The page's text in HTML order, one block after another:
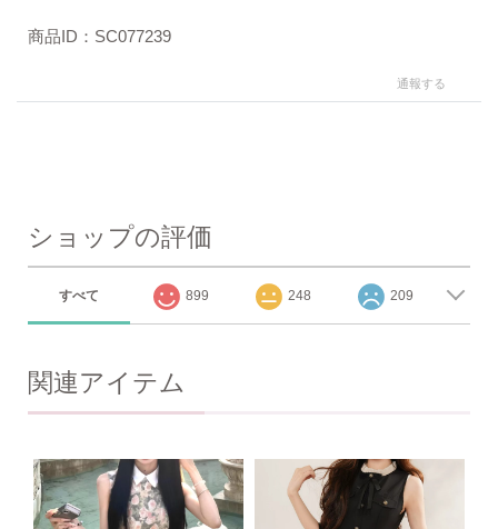
商品ID：SC077239
通報する
ショップの評価
すべて 899 248 209
関連アイテム